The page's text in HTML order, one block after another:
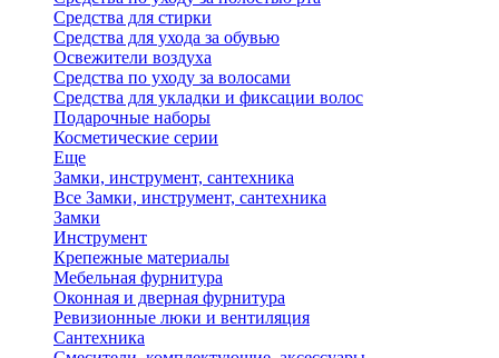
Средства для стирки
Средства для ухода за обувью
Освежители воздуха
Средства по уходу за волосами
Средства для укладки и фиксации волос
Подарочные наборы
Косметические серии
Еще
Замки, инструмент, сантехника
Все Замки, инструмент, сантехника
Замки
Инструмент
Крепежные материалы
Мебельная фурнитура
Оконная и дверная фурнитура
Ревизионные люки и вентиляция
Сантехника